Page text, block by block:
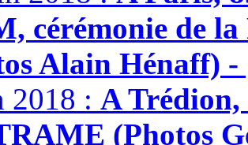
cérémonie de
Alain Hénaff)
2018 : A Trédion,
(Photos